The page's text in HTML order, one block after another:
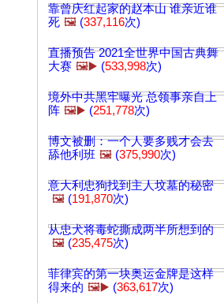
靠曾庆红起家的赵本山 谁亲近谁
死 🖼️ (337,116次)
直播预告 2021全世界中国古典舞
大赛 🖼️▶️ (533,998次)
境外中共黑牢曝光 总领事亲自上
阵 🖼️▶️ (251,778次)
博文被删：一个人要多贱才会去
舔他利班 🖼️ (375,990次)
意大利忠狗找到主人坟墓的秘密
🖼️ (191,870次)
从忠犬将毒蛇撕成两半所想到的
🖼️ (235,475次)
菲律宾的第一块奥运金牌是这样
得来的 🖼️▶️ (363,617次)